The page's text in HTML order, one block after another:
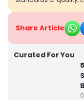
Share Article
Curated For You